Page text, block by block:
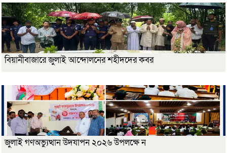
বিয়ানীবাজারে জুলাই আন্দোলনের শহীদদের কবর
জুলাই গণঅভ্যুত্থান উদযাপন ২০২৬ উপলক্ষে ন